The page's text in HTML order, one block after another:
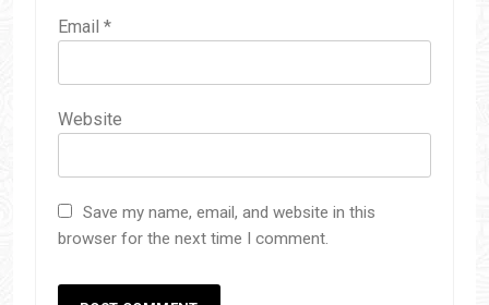
Email *
Website
Save my name, email, and website in this
browser for the next time I comment.